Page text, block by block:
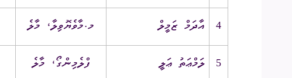
4 އާދަމް ޒަމީލް މ.މާވެޔޮވިލާ، މާލެ
5 ލަމްޢަތު ޢަލީ ފްލެމިންގޯ، މާލެ